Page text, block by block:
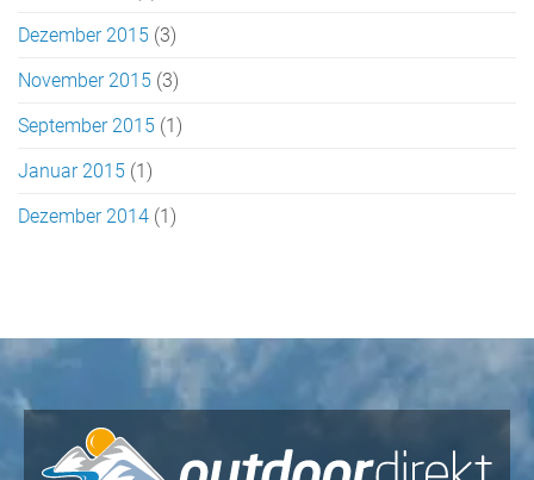
Dezember 2015 (3)
November 2015 (3)
September 2015 (1)
Januar 2015 (1)
Dezember 2014 (1)